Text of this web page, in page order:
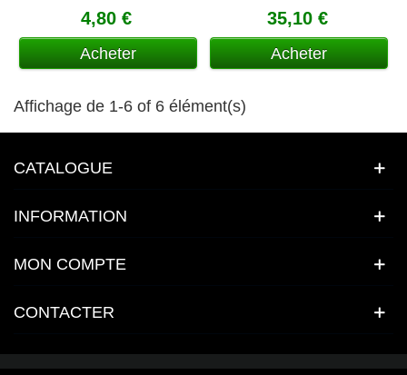
tranché 100 gr
4,80 €
Acheter
35,10 €
Acheter
Affichage de 1-6 of 6 élément(s)
CATALOGUE
INFORMATION
MON COMPTE
CONTACTER